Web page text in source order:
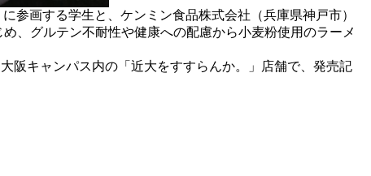
参画する学生と、ケンミン食品株式会社（兵庫県神戸市）
、グルテン不耐性や健康への配慮から小麦粉使用のラーメ
阪キャンパス内の「近大をすすらんか。」店舗で、発売記